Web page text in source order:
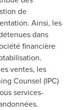
de
Ainsi, les
dans
financière
ventes, les
Counsel (IPC)
services-